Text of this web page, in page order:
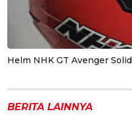
Helm NHK GT Avenger
BERITA LAINNYA